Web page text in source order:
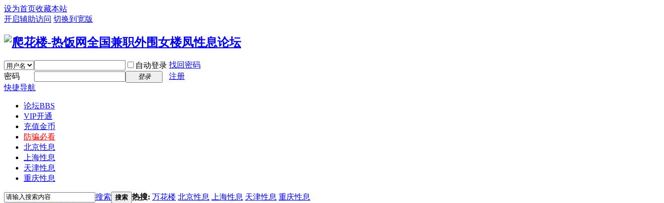
设为首页收藏本站
开启辅助访问 切换到宽版
自动登录 找回密码
密码
登录
注册
快捷导航
论坛BBS
VIP开通
充值金币
防骗必看
北京性息
上海性息
天津性息
重庆性息
搜索 搜索 热搜: 万花楼 北京性息 上海性息 天津性息 重庆性息